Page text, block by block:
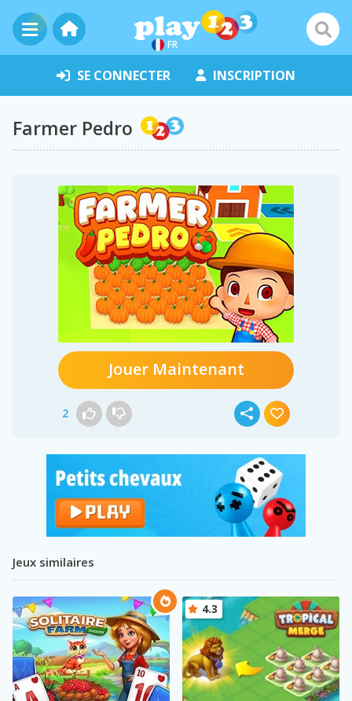
FR
SE CONNECTER INSCRIPTION
Farmer Pedro
Jouer Maintenant
2
Jeux similaires
4.3